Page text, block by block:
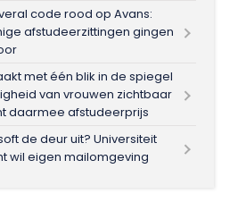
code rood op Avans:
afstudeerzittingen gingen
met één blik in de spiegel
van vrouwen zichtbaar
daarmee afstudeerprijs
de deur uit? Universiteit
wil eigen mailomgeving